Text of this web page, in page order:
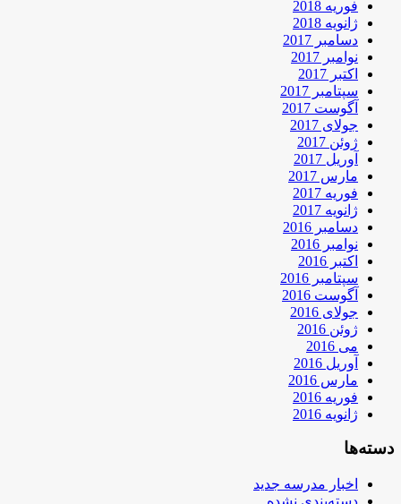
فوریه 2018
ژانویه 2018
دسامبر 2017
نوامبر 2017
اکتبر 2017
سپتامبر 2017
آگوست 2017
جولای 2017
ژوئن 2017
آوریل 2017
مارس 2017
فوریه 2017
ژانویه 2017
دسامبر 2016
نوامبر 2016
اکتبر 2016
سپتامبر 2016
آگوست 2016
جولای 2016
ژوئن 2016
می 2016
آوریل 2016
مارس 2016
فوریه 2016
ژانویه 2016
دسته‌ها
اخبار مدرسه جدید